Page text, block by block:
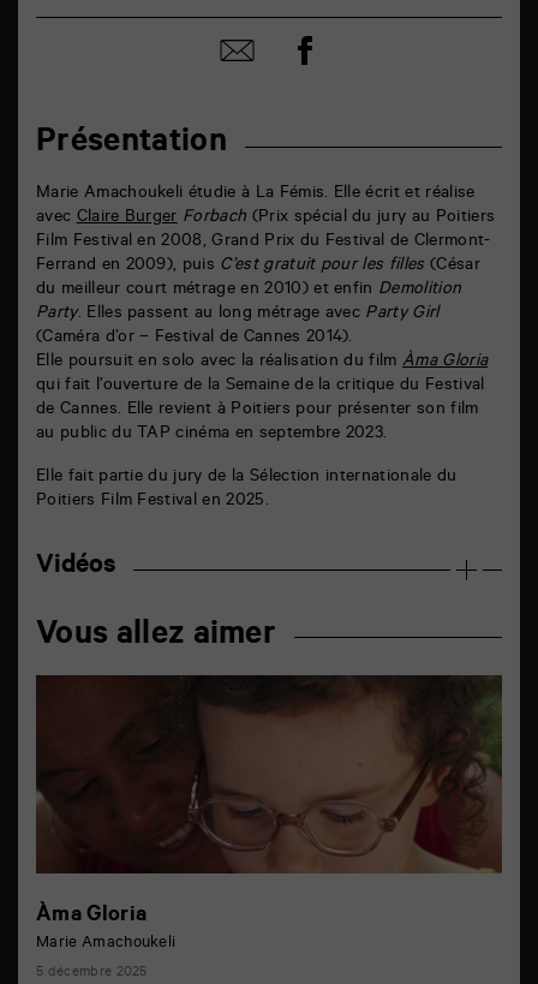
Poitiers
Présentation
Marie Amachoukeli étudie à La Fémis. Elle écrit et réalise
avecClaire Burger Forbach (Prix spécial du jury au Poitiers
Film Festival en 2008, Grand Prix du Festival de Clermont-
Ferrand en 2009), puis C’est gratuit pour les filles (César
du meilleur court métrage en 2010) et enfin Demolition
Party. Elles passent au long métrage avec Party Girl
(Caméra d’or – Festival de Cannes 2014).
Elle poursuit en solo avec la réalisation du film Àma Gloria
qui fait l’ouverture de la Semaine de la critique du Festival
de Cannes. Elle revient à Poitiers pour présenter son film
au public du TAP cinéma en septembre 2023.
Elle fait partie du jury de la Sélection internationale du
Poitiers Film Festival en 2025.
Vidéos
Vous allez aimer
Àma Gloria
Marie Amachoukeli
5 décembre 2025
Partager
par
Partager
sur